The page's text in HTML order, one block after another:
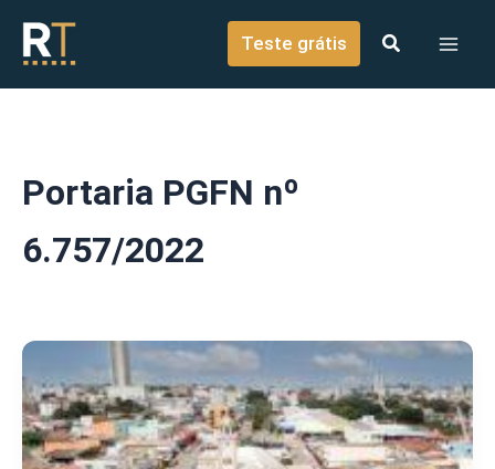
conteúdo
Teste grátis
Portaria PGFN nº
6.757/2022